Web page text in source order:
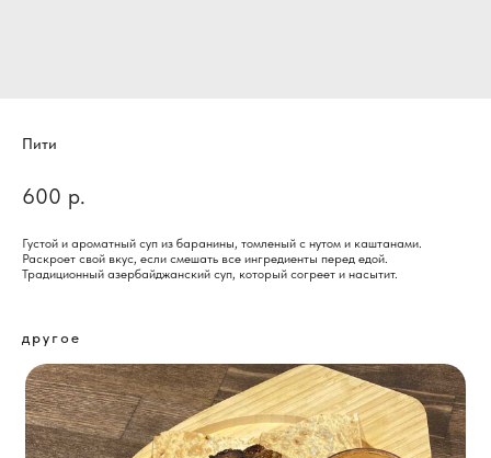
Пити
600 р.
Густой и ароматный суп из баранины, томленый с нутом и каштанами.
Раскроет свой вкус, если смешать все ингредиенты перед едой.
Традиционный азербайджанский суп, который согреет и насытит.
другое